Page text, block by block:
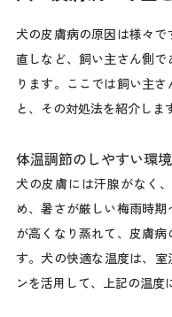
犬の皮膚病の原因は様々
直しなど、飼い主さん側
ります。ここでは飼い主
と、その対処法を紹介しま
体温調節のしやすい環境
犬の皮膚には汗腺がなく
め、暑さが厳しい梅雨時
が高くなり蒸れて、皮膚
す。犬の快適な温度は、
ンを活用して、上記の温度